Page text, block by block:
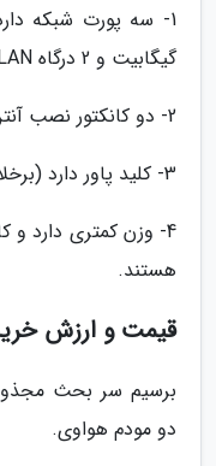
گیگابیت و 2 درگاه LAN با سرعت 1 گیگابیت
2- دو کانکتور نصب آنتن خارجی TS-9 دارد
3- کلید پاور دارد (برخلاف مدل H155-381)
4- وزن کمتری دارد و
هستند.
قیمت و ارزش
برسیم سر بحث
دو مودم هواوی.